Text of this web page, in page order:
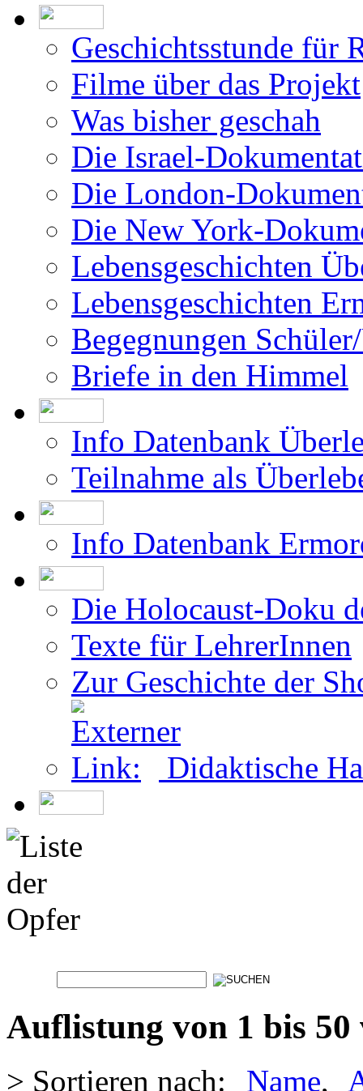
Geschichtsstunde für
Filme über das Projekt
Was bisher geschah
Die Israel-
Die London-
Die New York-
Lebensgeschichten
Lebensgeschichten
Begegnungen
Briefe in den Himmel
Info Datenbank
Teilnahme als
Info Datenbank
Die Holocaust-Doku
Texte für LehrerInnen
Zur Geschichte der
Didaktische
Auflistung von 1 bis 50
> Sortieren nach: Name,